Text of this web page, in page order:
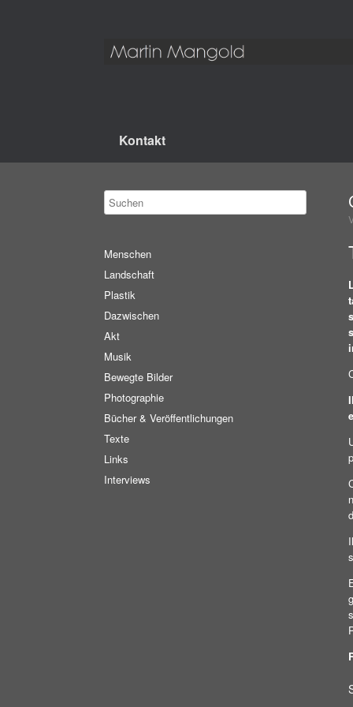
Kontakt
Menschen
Landschaft
Plastik
Dazwischen
Akt
Musik
Bewegte Bilder
Photographie
Bücher & Veröffentlichungen
Texte
Links
Interviews